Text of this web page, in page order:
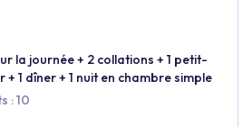
la journée + 2 collations + 1 petit-
+ 1 dîner + 1 nuit en chambre simple
: 10